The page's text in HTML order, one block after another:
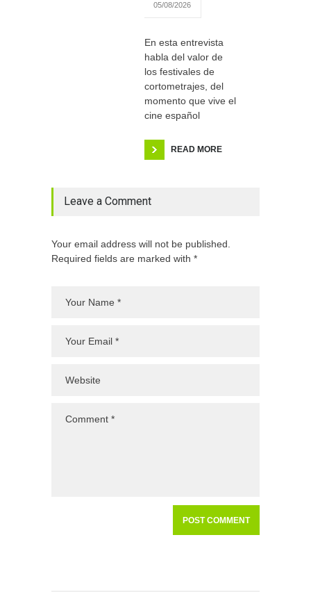
05/08/2026
En esta entrevista
habla del valor de
los festivales de
cortometrajes, del
momento que vive el
cine español
READ MORE
Leave a Comment
Your email address will not be published.
Required fields are marked with *